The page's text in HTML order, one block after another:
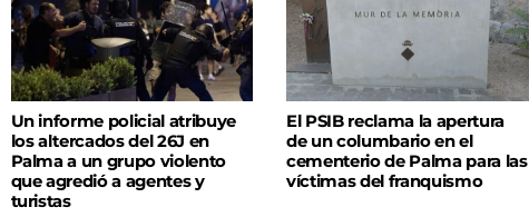
Un informe policial atribuye
los altercados del 26J en
Palma a un grupo violento
que agredió a agentes y
turistas
El PSIB reclama la apertura
de un columbario en el
cementerio de Palma para las
víctimas del franquismo